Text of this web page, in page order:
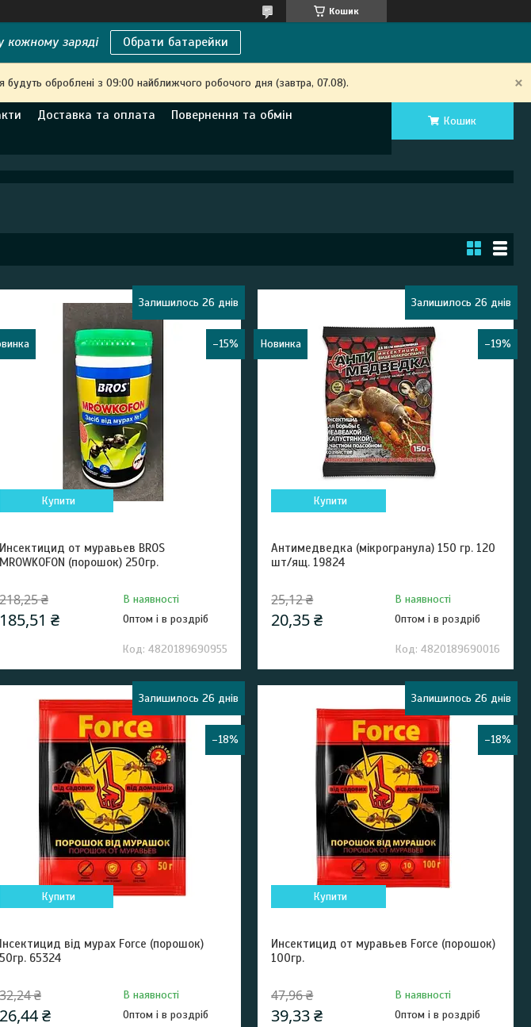
Кошик
кожному заряді Обрати батарейки
будуть оброблені з 09:00 найближчого робочого дня (завтра, 07.08).
Доставка та оплата
Повернення та обмін
Кошик
–15%
Залишилось 26 днів
Купити
Инсектицид от муравьев BROS
MROWKOFON (порошок) 250гр.
₴
185,51 ₴
В наявності
Оптом і в роздріб
4820189690955
Новинка –19%
Залишилось 26 днів
Купити
Антимедведка (мікрогранула) 150 гр. 120
шт/ящ. 19824
25,12 ₴
20,35 ₴
В наявності
Оптом і в роздріб
4820189690016
–18%
Залишилось 26 днів
Купити
Інсектицид від мурах Force (порошок)
50гр. 65324
₴
26,44 ₴
В наявності
Оптом і в роздріб
–18%
Залишилось 26 днів
Купити
Инсектицид от муравьев Force (порошок)
100гр.
47,96 ₴
39,33 ₴
В наявності
Оптом і в роздріб